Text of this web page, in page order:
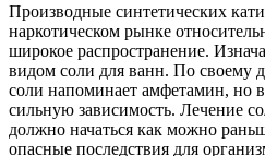
Производные синтетических
наркотическом рынке
широкое распространение.
видом соли для ванн. По своему
соли напоминает амфетамин, но
сильную зависимость. Лечение
должно начаться как можно
опасные последствия для